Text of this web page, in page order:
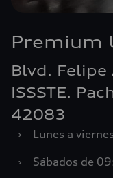
Premium
Blvd. Felipe
ISSSTE.
42083
›
Lunes a
›
Sábados de